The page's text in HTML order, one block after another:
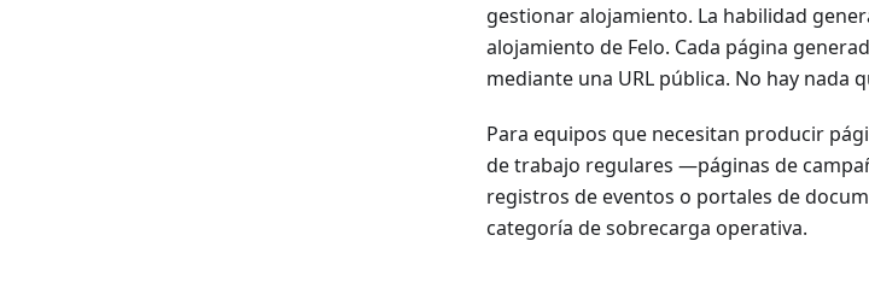
gestionar alojamiento. La habilidad
alojamiento de Felo. Cada página
mediante una URL pública. No hay nada
Para equipos que necesitan producir
de trabajo regulares —páginas de
registros de eventos o portales de
categoría de sobrecarga operativa.